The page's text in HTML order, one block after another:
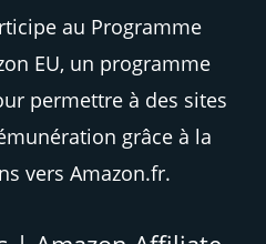
au Programme
EU, un programme
permettre à des sites
grâce à la
vers Amazon.fr.